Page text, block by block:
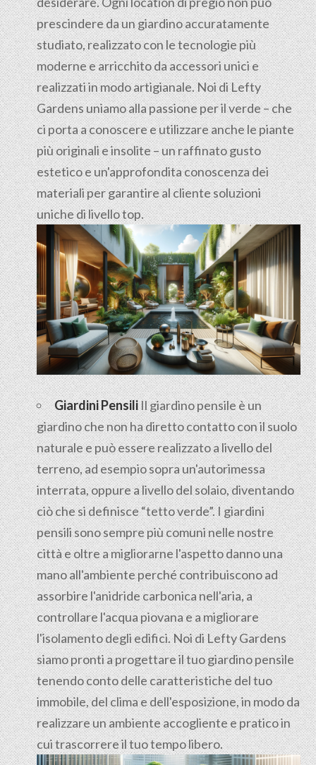
prescindere da un giardino accuratamente
studiato, realizzato con le tecnologie più
moderne e arricchito da accessori unici e
realizzati in modo artigianale. Noi di Lefty
Gardens uniamo alla passione per il verde – che
ci porta a conoscere e utilizzare anche le piante
più originali e insolite – un raffinato gusto
estetico e un'approfondita conoscenza dei
materiali per garantire al cliente soluzioni
uniche di livello top.
Giardini PensiliIlgiardino pensileè un
giardino che non ha diretto contatto con il suolo
naturale e può essere realizzato a livello del
terreno, ad esempio sopra un'autorimessa
interrata, oppure a livello del solaio, diventando
ciò che si definisce “tetto verde”. I giardini
pensili sono sempre più comuni nelle nostre
città e oltre a migliorarne l'aspetto danno una
mano all'ambiente perché contribuiscono ad
assorbire l'anidride carbonica nell'aria, a
controllare l'acqua piovana e a migliorare
l'isolamento degli edifici. Noi di Lefty Gardens
siamo pronti a progettare il tuo giardino pensile
tenendo conto delle caratteristiche del tuo
immobile, del clima e dell'esposizione, in modo da
realizzare un ambiente accogliente e pratico in
cui trascorrere il tuo tempo libero.